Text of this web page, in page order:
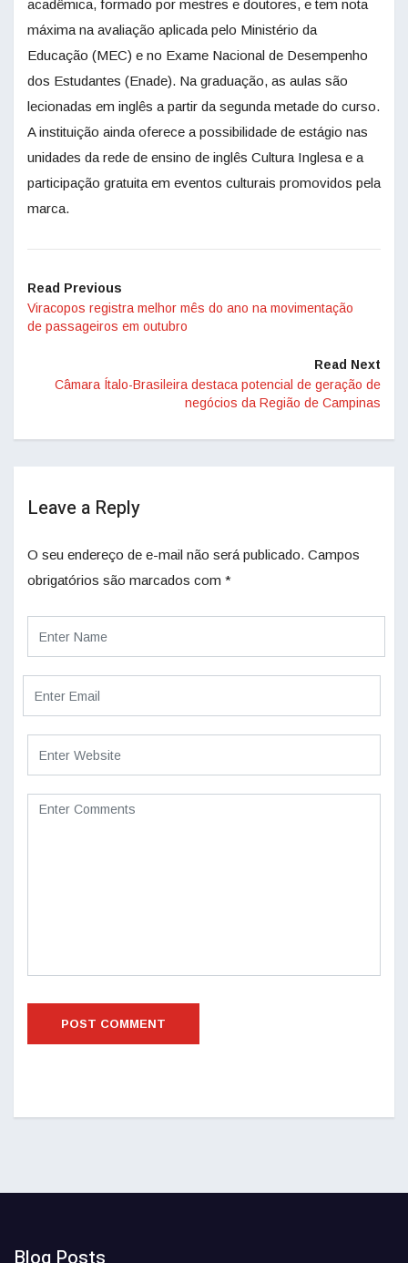
acadêmica, formado por mestres e doutores, e tem nota
máxima na avaliação aplicada pelo Ministério da
Educação (MEC) e no Exame Nacional de Desempenho
dos Estudantes (Enade). Na graduação, as aulas são
lecionadas em inglês a partir da segunda metade do curso.
A instituição ainda oferece a possibilidade de estágio nas
unidades da rede de ensino de inglês Cultura Inglesa e a
participação gratuita em eventos culturais promovidos pela
marca.
Read Previous
Viracopos registra melhor mês do ano na movimentação
de passageiros em outubro
Read Next
Câmara Ítalo-Brasileira destaca potencial de geração de
negócios da Região de Campinas
Leave a Reply
O seu endereço de e-mail não será publicado. Campos
obrigatórios são marcados com *